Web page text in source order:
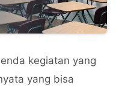
kegiatan yang
yang bisa